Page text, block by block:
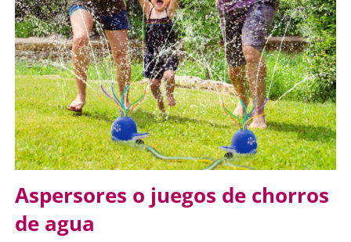
Aspersores o juegos de chorros
de agua